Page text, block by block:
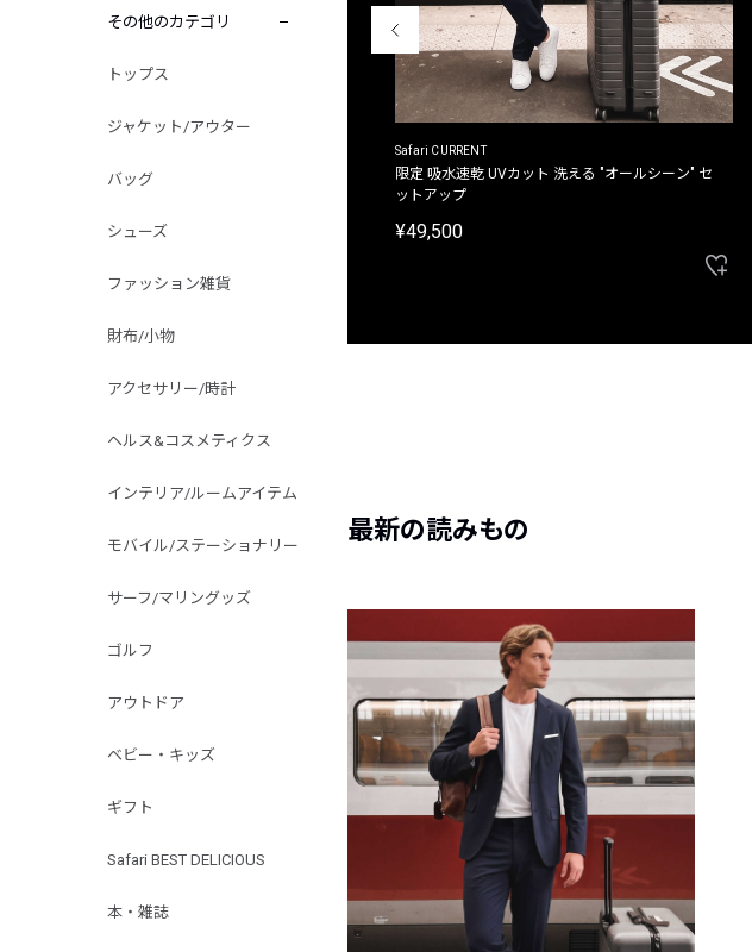
その他のカテゴリ
トップス
ジャケット/アウター
バッグ
シューズ
ファッション雑貨
財布/小物
アクセサリー/時計
ヘルス&コスメティクス
インテリア/ルームアイテム
モバイル/ステーショナリー
サーフ/マリングッズ
ゴルフ
アウトドア
ベビー・キッズ
ギフト
Safari BEST DELICIOUS
本・雑誌
別注限定 フード付き チェックシャツジャケット
Safari CURRENT
限定 吸水速乾 UVカット 洗える "オールシーン" セ
ットアップ
¥49,500
最新の読みもの